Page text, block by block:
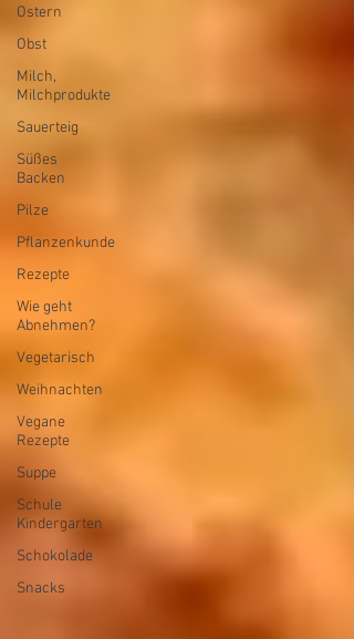
Ostern
Obst
Milch,
Milchprodukte
Sauerteig
Süßes
Backen
Pilze
Pflanzenkunde
Rezepte
Wie geht
Abnehmen?
Vegetarisch
Weihnachten
Vegane
Rezepte
Suppe
Schule
Kindergarten
Schokolade
Snacks